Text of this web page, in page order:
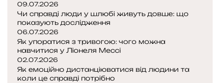
09.07.2026
Чи справді люди у шлюбі живуть довше: що
показують дослідження
06.07.2026
Як упоратися з тривогою: чого можна
навчитися у Ліонеля Мессі
02.07.2026
Як емоційно дистанціюватися від людини та
коли це справді потрібно